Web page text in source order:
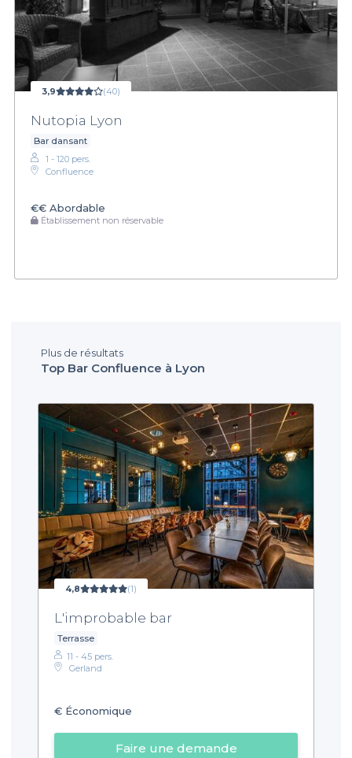
3,9 (40)
Nutopia Lyon
Bar dansant
1 - 120 pers.
Confluence
€€ Abordable
Établissement non réservable
Plus de résultats
Top Bar Confluence à Lyon
4,8 (1)
L'improbable bar
Terrasse
11 - 45 pers.
Gerland
€ Économique
Faire une demande